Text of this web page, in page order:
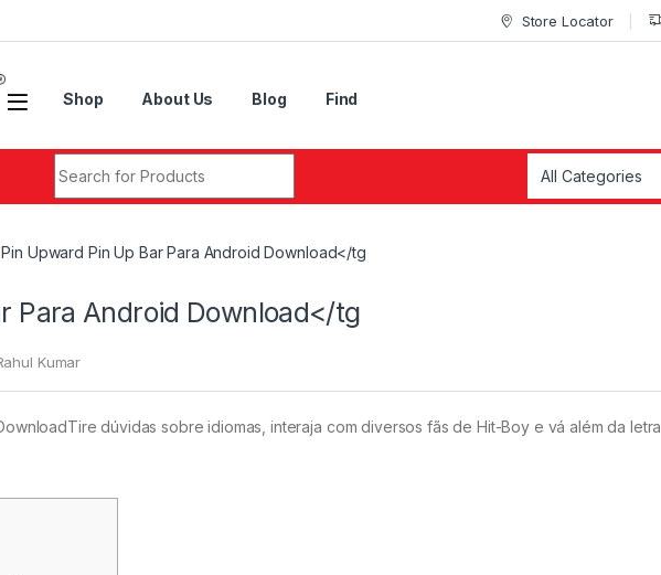
Store Locator
Shop About Us Blog Find
Pin Upward Pin Up Bar Para Android Download</tg
Para Android Download</tg
Kumar
dúvidas sobre idiomas, interaja com diversos fãs de Hit-Boy e vá além da